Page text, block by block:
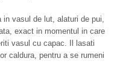
vasul de lut, alaturi de pui,
exact in momentul in care
vasul cu capac. Il lasati
caldura, pentru a se rumeni